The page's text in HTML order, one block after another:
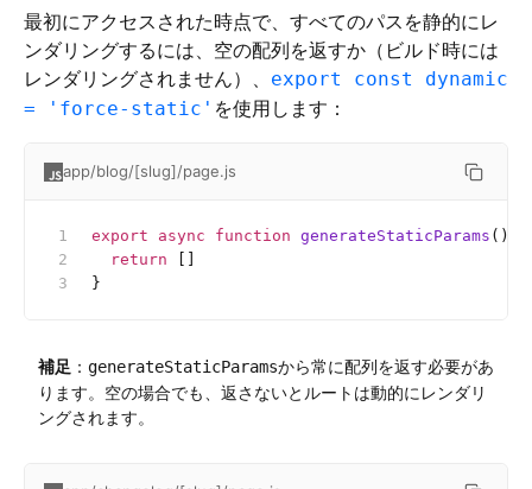
最初にアクセスされた時点で、すべてのパスを静的にレ
ンダリングするには、空の配列を返すか（ビルド時には
レンダリングされません）、 export const dynamic
= 'force-static' を使用します：
app/blog/[slug]/page.js
export async function generateStaticParams () {
  return
}
補足 ： generateStaticParamsから常に配列を返す必要があ
ります。空の場合でも、返さないとルートは動的にレンダリ
ングされます。